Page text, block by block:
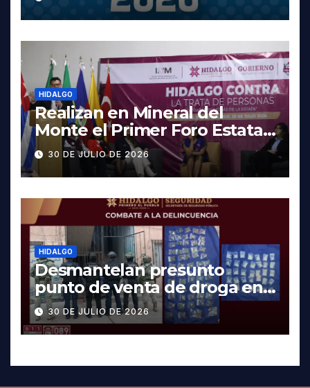
fechas y los precios
HIDALGO
Realizan en Mineral del
Monte el Primer Foro Estatal
contra la Trata de Personas
30 DE JULIO DE 2026
HIDALGO
Desmantelan presunto
punto de venta de droga en
Pachuca; hay dos detenidos
30 DE JULIO DE 2026